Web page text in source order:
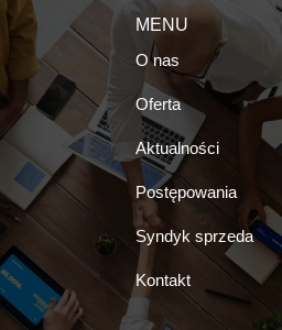
MENU
O nas
Oferta
Aktualności
Postępowania
Syndyk sprzeda
Kontakt